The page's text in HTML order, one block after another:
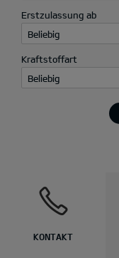
Erstzulassung ab
Beliebig
Kraftstoffart
Beliebig
KONTAKT